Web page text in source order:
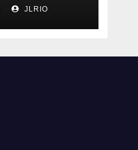
JLRIO